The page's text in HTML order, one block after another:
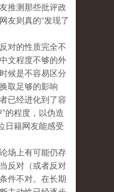
推测那些批评政
友则真的“发现了
对的性质完全不
文程度不够的外
候是不容易区分
取足够的影响
已经进化到了容
的程度，以伪造
日籍网友能感受
场上有可能仍存
反对（或者反对
件不对。在长期